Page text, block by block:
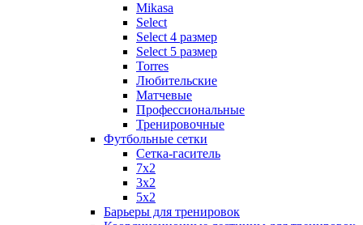
Mikasa
Select
Select 4 размер
Select 5 размер
Torres
Любительские
Матчевые
Профессиональные
Тренировочные
Футбольные сетки
Сетка-гаситель
7x2
3х2
5х2
Барьеры для тренировок